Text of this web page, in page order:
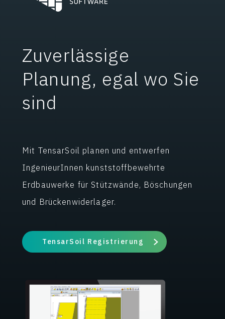
Zuverlässige
Planung, egal wo Sie
sind
Mit TensarSoil planen und entwerfen
IngenieurInnen kunststoffbewehrte
Erdbauwerke für Stützwände, Böschungen
und Brückenwiderlager.
TensarSoil Registrierung